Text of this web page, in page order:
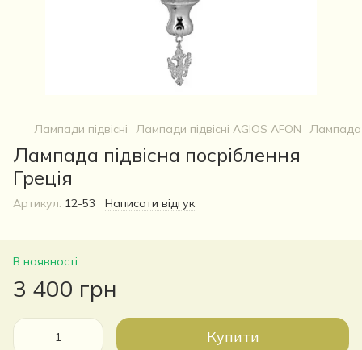
Лампади підвісні Лампади підвісні AGIOS AFON Лампада
Лампада підвісна посріблення
Греція
Артикул: 12-53 Написати відгук
В наявності
3 400 грн
Купити